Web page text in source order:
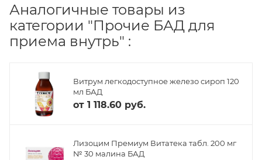
Аналогичные товары из
категории "Прочие БАД для
приема внутрь" :
Витрум легкодоступное железо сироп 120
мл БАД
от 1 118.60 руб.
Лизоцим Премиум Витатека табл. 200 мг
№ 30 малина БАД